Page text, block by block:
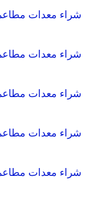
شراء معدات
شراء معدات
شراء معدات مطاعم
شراء معدات
شراء معدات